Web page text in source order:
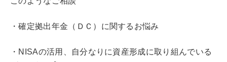
・確定拠出年金（ＤＣ）に関するお悩み
・NISAの活用、自分なりに資産形成に取り組んでいる